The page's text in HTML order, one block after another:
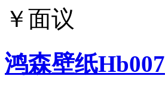
￥面议
鸿森壁纸Hb007